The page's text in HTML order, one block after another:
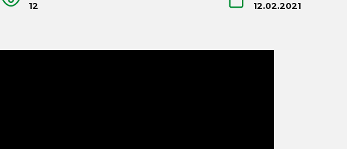
12 12.02.2021